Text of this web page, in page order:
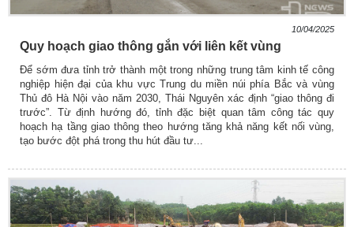
10/04/2025
Quy hoạch giao thông gắn với liên kết vùng
Để sớm đưa tỉnh trở thành một trong những trung tâm kinh tế công
nghiệp hiện đại của khu vực Trung du miền núi phía Bắc và vùng
Thủ đô Hà Nội vào năm 2030, Thái Nguyên xác định “giao thông đi
trước”. Từ định hướng đó, tỉnh đặc biệt quan tâm công tác quy
hoạch hạ tầng giao thông theo hướng tăng khả năng kết nối vùng,
tạo bước đột phá trong thu hút đầu tư...